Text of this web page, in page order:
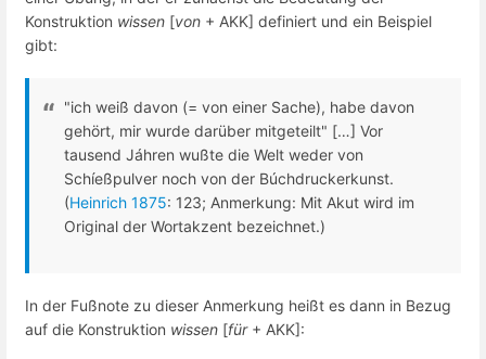
Konstruktion wissen [von + AKK] definiert und ein Beispiel
gibt:
"ich weiß davon (= von einer Sache), habe davon
gehört, mir wurde darüber mitgeteilt" […] Vor
tausend Jáhren wußte die Welt weder von
Schíeßpulver noch von der Búchdruckerkunst.
(Heinrich 1875: 123; Anmerkung: Mit Akut wird im
Original der Wortakzent bezeichnet.)
In der Fußnote zu dieser Anmerkung heißt es dann in Bezug
auf die Konstruktion wissen [für+ AKK]: